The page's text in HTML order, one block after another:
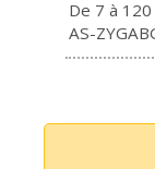
De 7 à
AS-